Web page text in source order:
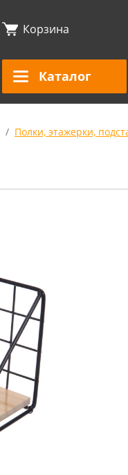
Корзина
Каталог
Полки, этажерки,